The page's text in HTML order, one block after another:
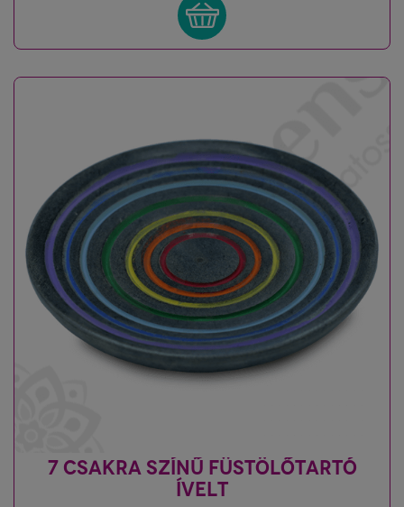
7 CSAKRA SZÍNŰ FÜSTÖLŐTARTÓ
ÍVELT